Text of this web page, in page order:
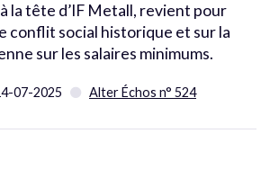
la tête d’IF Metall, revient pour
conflit social historique et sur la
sur les salaires minimums.
07-2025 Alter Échos n° 524